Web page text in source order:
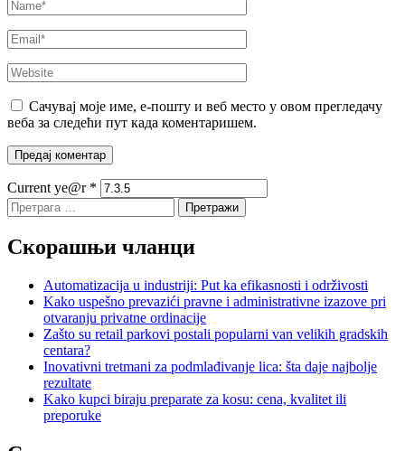
Сачувај моје име, е-пошту и веб место у овом прегледачу
веба за следећи пут када коментаришем.
Current ye@r *
Претрага
за:
Скорашњи чланци
Automatizacija u industriji: Put ka efikasnosti i održivosti
Kako uspešno prevazići pravne i administrativne izazove pri
otvaranju privatne ordinacije
Zašto su retail parkovi postali popularni van velikih gradskih
centara?
Inovativni tretmani za podmlađivanje lica: šta daje najbolje
rezultate
Kako kupci biraju preparate za kosu: cena, kvalitet ili
preporuke